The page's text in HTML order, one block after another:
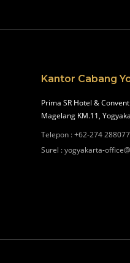
Kantor Cabang
Prima SR Hotel &
Magelang KM.11,
Telepon :+62-274
Surel :yogyakarta-